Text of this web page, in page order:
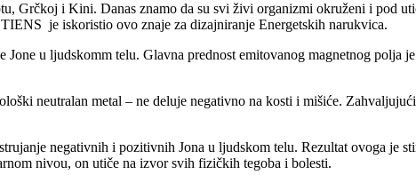
Grčkoj i Kini. Danas znamo da su svi živi organizmi okruženi i pod
je iskoristio ovo znaje za dizajniranje Energetskih narukvica.
u ljudskomm telu. Glavna prednost emitovanog magnetnog polja
neutralan metal – ne deluje negativno na kosti i mišiće.
negativnih i pozitivnih Jona u ljudskom telu. Rezultat ovoga je
nivou, on utiče na izvor svih fizičkih tegoba i bolesti.